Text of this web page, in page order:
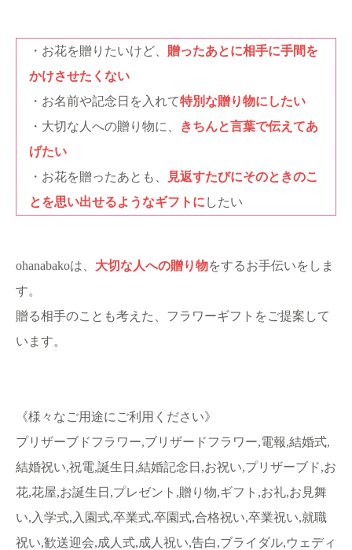
・お花を贈りたいけど、 贈ったあとに相手に手間を
かけさせたくない
・お名前や記念日を入れて特別な贈り物にしたい
・大切な人への贈り物に、
きちんと言葉で伝えてあ
げたい
・お花を贈ったあとも、
見返すたびにそのときのこ
とを思い出せるようなギフトに したい
ohanabakoは、 大切な人への贈り物をするお手伝いをしま
す。
贈る相手のことも考えた、フラワーギフトをご提案して
います。
《様々なご用途にご利用ください》
プリザーブドフラワー,ブリザードフラワー,電報,結婚式,
結婚祝い,祝電,誕生日,結婚記念日,お祝い,プリザーブド,お
花,花屋,お誕生日,プレゼント,贈り物,ギフト,お礼,お見舞
い,入学式,入園式,卒業式,卒園式,合格祝い,卒業祝い,就職
祝い,歓送迎会,成人式,成人祝い,告白,ブライダル,ウェディ